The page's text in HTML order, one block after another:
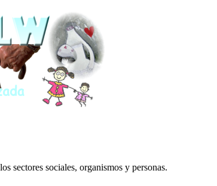
sectores sociales, organismos y personas.